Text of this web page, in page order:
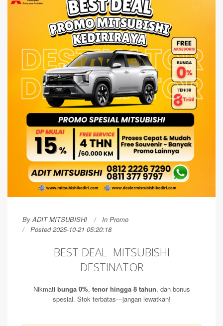
ByADIT MITSUBISHI In Promo
Posted 2025-10-21 05:20:18
BEST DEAL MITSUBISHI
DESTINATOR
Nikmati bunga 0%, tenor hingga 8 tahun, dan bonus
spesial. Stok terbatas—jangan lewatkan!